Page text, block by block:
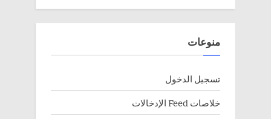
منوعات
تسجيل الدخول
خلاصات Feed الإدخالات